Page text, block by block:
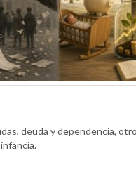
deuda y dependencia,